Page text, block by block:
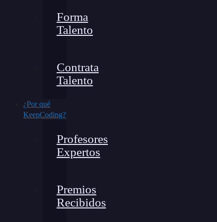
Forma
Talento
Contrata
Talento
¿Por qué
KeepCoding?
Profesores
Expertos
Premios
Recibidos